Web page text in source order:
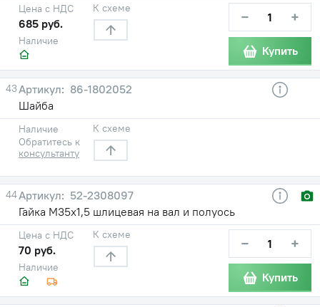
Наличие
Цена с НДС
685 руб.
К схеме − +
Купить
43
86-1802052
Шайба
Наличие
Обратитесь к
консультанту
К схеме
44
52-2308097
Гайка М35х1,5 шлицевая на вал и полуось
Наличие
Цена с НДС
70 руб.
К схеме − +
Купить